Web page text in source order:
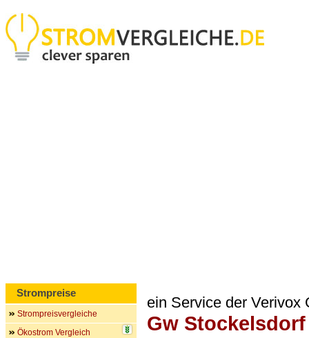
ein Service der Verivox
Gw Stockelsdorf
Strompreise
Strompreisvergleiche
Ökostrom Vergleich